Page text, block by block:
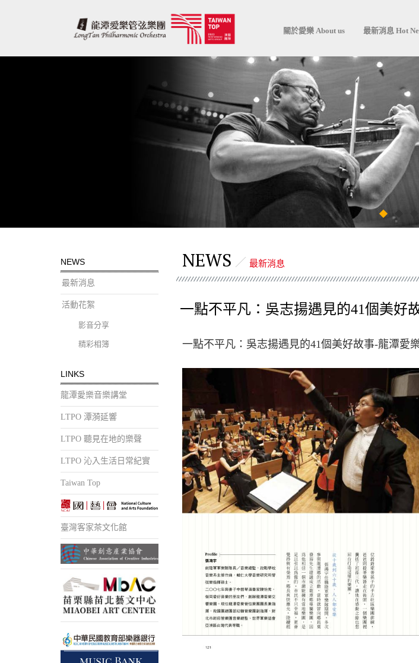
關於愛樂 About us 最新消息 Hot
NEWS
最新消息
活動花絮
影音分享
精彩相簿
LINKS
龍潭愛樂音樂講堂
LTPO 潭漪延響
LTPO 聽見在地的樂聲
LTPO 沁入生活日常紀實
Taiwan Top
臺灣客家茶文化館
NEWS 最新消息
一點不平凡：吳志揚遇見的41個美好
一點不平凡：吳志揚遇見的41個美好故事-龍潭愛